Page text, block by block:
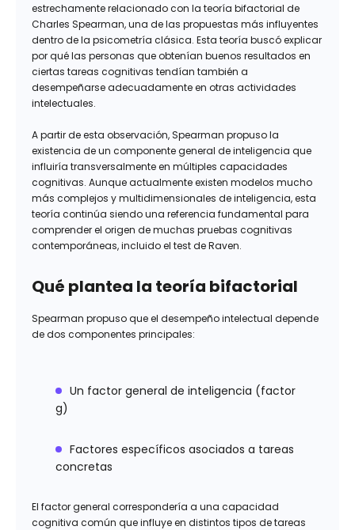
estrechamente relacionado con la teoría bifactorial de
Charles Spearman, una de las propuestas más influyentes
dentro de la psicometría clásica. Esta teoría buscó explicar
por qué las personas que obtenían buenos resultados en
ciertas tareas cognitivas tendían también a
desempeñarse adecuadamente en otras actividades
intelectuales.
A partir de esta observación, Spearman propuso la
existencia de un componente general de inteligencia que
influiría transversalmente en múltiples capacidades
cognitivas. Aunque actualmente existen modelos mucho
más complejos y multidimensionales de inteligencia, esta
teoría continúa siendo una referencia fundamental para
comprender el origen de muchas pruebas cognitivas
contemporáneas, incluido el test de Raven.
Qué plantea la teoría bifactorial
Spearman propuso que el desempeño intelectual depende
de dos componentes principales:
Un factor general de inteligencia (factor
g)
Factores específicos asociados a tareas
concretas
El factor general correspondería a una capacidad
cognitiva común que influye en distintos tipos de tareas